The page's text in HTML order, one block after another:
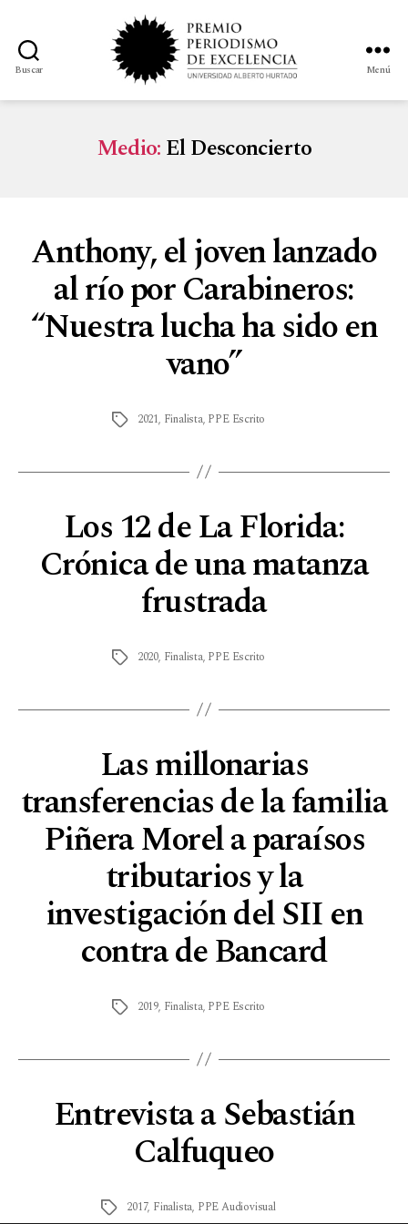
Buscar Menú
Medio:El Desconcierto
Anthony, el joven lanzado
al río por Carabineros:
“Nuestra lucha ha sido en
vano”
2021, Finalista, PPE Escrito
Los 12 de La Florida:
Crónica de una matanza
frustrada
2020, Finalista, PPE Escrito
Las millonarias
transferencias de la familia
Piñera Morel a paraísos
tributarios y la
investigación del SII en
contra de Bancard
2019, Finalista, PPE Escrito
Entrevista a Sebastián
Calfuqueo
2017, Finalista, PPE Audiovisual